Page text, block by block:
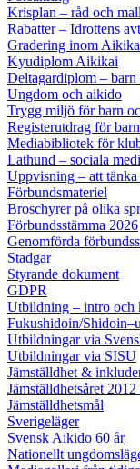
Krisplan – råd och mall
Rabatter – Idrottens
Gradering inom
Kyudiplom Aikikai
Deltagardiplom –
Ungdom och aikido
Trygg miljö för barn
Registerutdrag för
Mediabibliotek för
Lathund – sociala
Uppvisning – att tänka
Förbundsmateriel
Broschyrer på olika
Förbundsstämma 2026
Genomförda
Stadgar
Styrande dokument
GDPR
Utbildning – intro och
Fukushidoin/
Utbildningar via
Utbildningar via SISU
Jämställdhet &
Jämställdhetsåret 2012
Jämställdhetsmål
Sverigeläger
Svensk Aikido 60 år
Nationellt